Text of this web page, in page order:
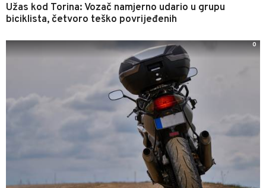
Užas kod Torina: Vozač namjerno udario u grupu
biciklista, četvoro teško povrijeđenih
0